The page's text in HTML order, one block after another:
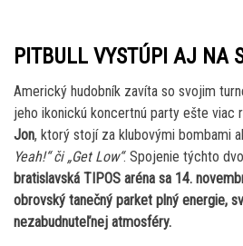
PITBULL VYSTÚPI AJ NA
Americký hudobník zavíta so svojim
jeho ikonickú koncertnú party ešte viac
Jon, ktorý stojí za klubovými bombami
Yeah!“ či „Get Low“. Spojenie týchto
bratislavská TIPOS aréna sa 14.
obrovský tanečný parket plný energie,
nezabudnuteľnej atmosféry.